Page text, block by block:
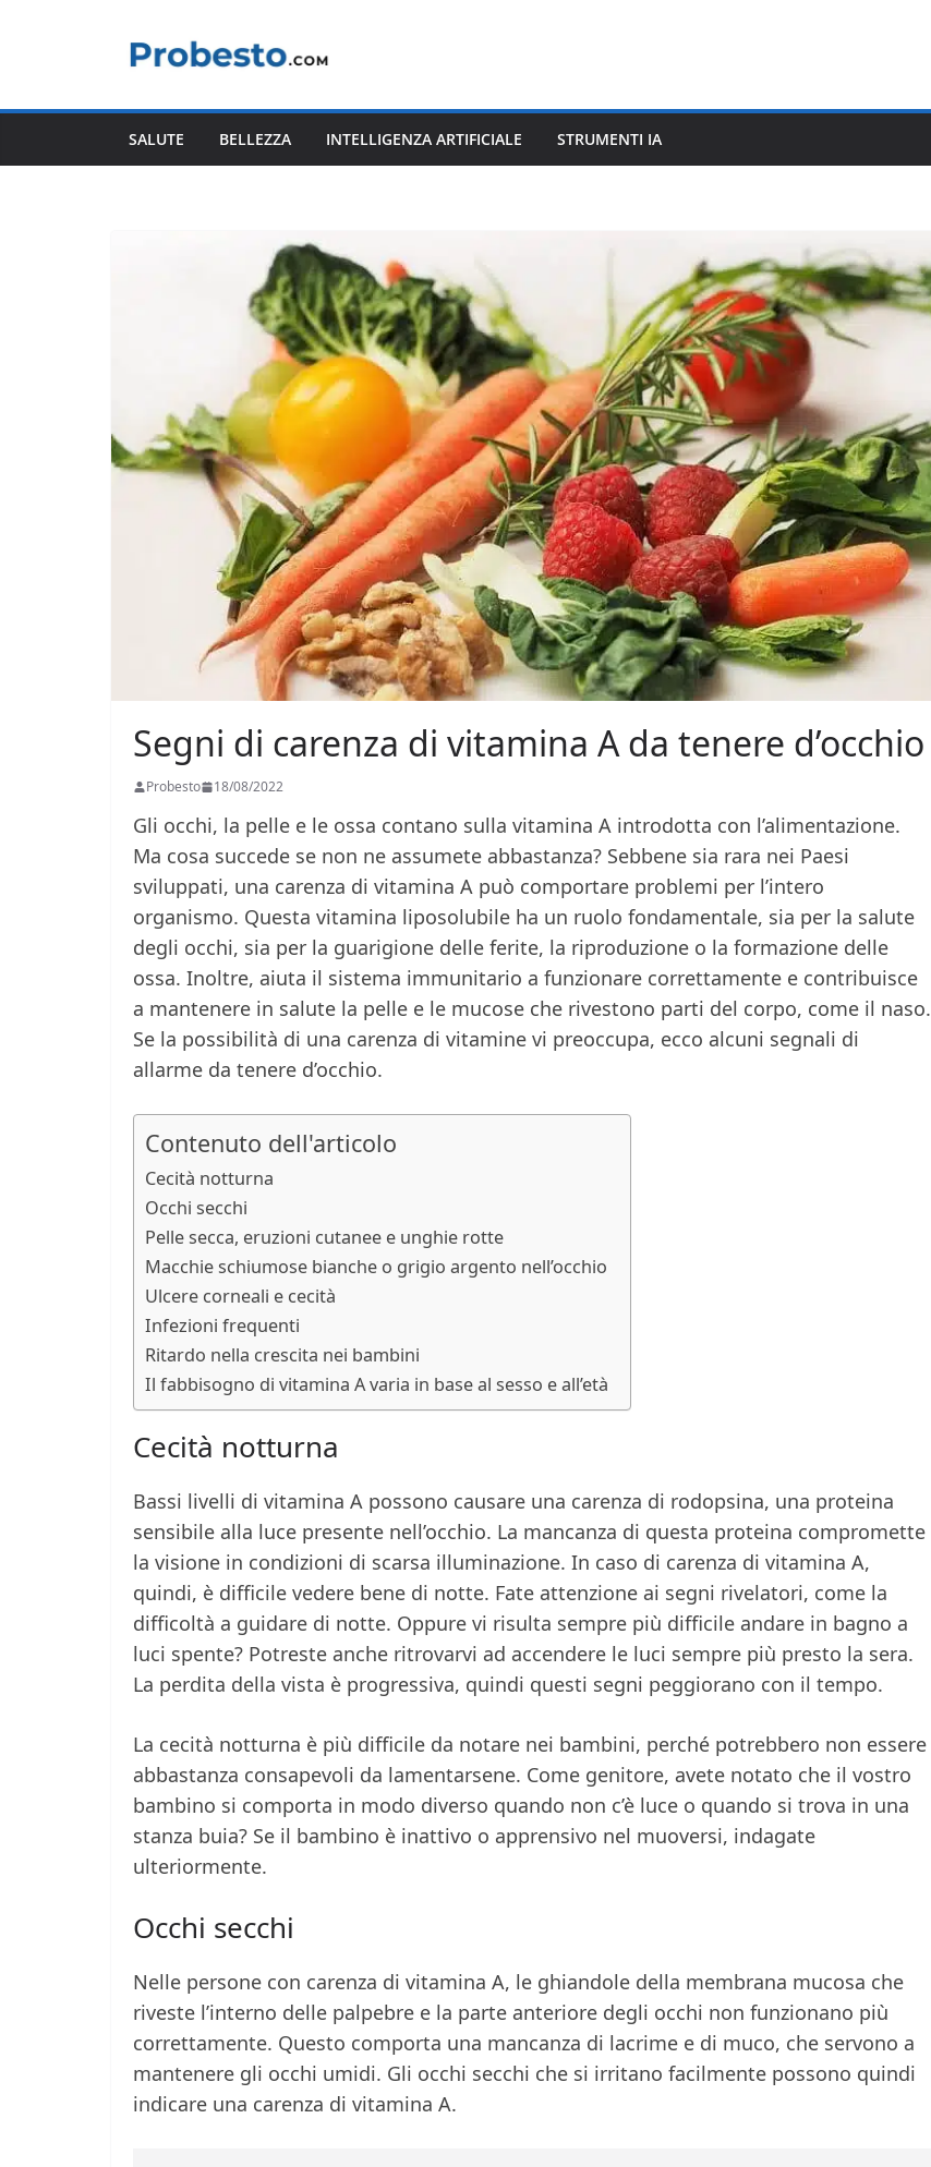
SALUTE BELLEZZA INTELLIGENZA ARTIFICIALE STRUMENTI IA
Segni di carenza di vitamina A da tenere d’occhio
Probesto 18/08/2022
Gli occhi, la pelle e le ossa contano sulla vitamina A introdotta con l’alimentazione.
Ma cosa succede se non ne assumete abbastanza? Sebbene sia rara nei Paesi
sviluppati, una carenza di vitamina A può comportare problemi per l’intero
organismo. Questa vitamina liposolubile ha un ruolo fondamentale, sia per la salute
degli occhi, sia per la guarigione delle ferite, la riproduzione o la formazione delle
ossa. Inoltre, aiuta il sistema immunitario a funzionare correttamente e contribuisce
a mantenere in salute la pelle e le mucose che rivestono parti del corpo, come il naso.
Se la possibilità di una carenza di vitamine vi preoccupa, ecco alcuni segnali di
allarme da tenere d’occhio.
Contenuto dell'articolo
Cecità notturna
Occhi secchi
Pelle secca, eruzioni cutanee e unghie rotte
Macchie schiumose bianche o grigio argento nell’occhio
Ulcere corneali e cecità
Infezioni frequenti
Ritardo nella crescita nei bambini
Il fabbisogno di vitamina A varia in base al sesso e all’età
Cecità notturna
Bassi livelli di vitamina A possono causare una carenza di rodopsina, una proteina
sensibile alla luce presente nell’occhio. La mancanza di questa proteina compromette
la visione in condizioni di scarsa illuminazione. In caso di carenza di vitamina A,
quindi, è difficile vedere bene di notte. Fate attenzione ai segni rivelatori, come la
difficoltà a guidare di notte. Oppure vi risulta sempre più difficile andare in bagno a
luci spente? Potreste anche ritrovarvi ad accendere le luci sempre più presto la sera.
La perdita della vista è progressiva, quindi questi segni peggiorano con il tempo.
La cecità notturna è più difficile da notare nei bambini, perché potrebbero non essere
abbastanza consapevoli da lamentarsene. Come genitore, avete notato che il vostro
bambino si comporta in modo diverso quando non c’è luce o quando si trova in una
stanza buia? Se il bambino è inattivo o apprensivo nel muoversi, indagate
ulteriormente.
Occhi secchi
Nelle persone con carenza di vitamina A, le ghiandole della membrana mucosa che
riveste l’interno delle palpebre e la parte anteriore degli occhi non funzionano più
correttamente. Questo comporta una mancanza di lacrime e di muco, che servono a
mantenere gli occhi umidi. Gli occhi secchi che si irritano facilmente possono quindi
indicare una carenza di vitamina A.